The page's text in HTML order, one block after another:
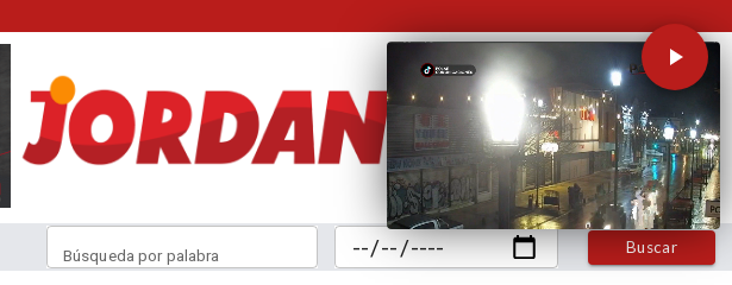
Buscar
Búsqueda por palabra